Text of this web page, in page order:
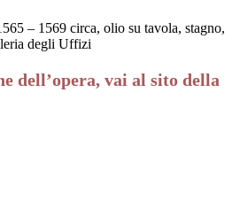
– 1569 circa, olio su tavola, stagno,
degli Uffizi
dell’opera, vai al sito della